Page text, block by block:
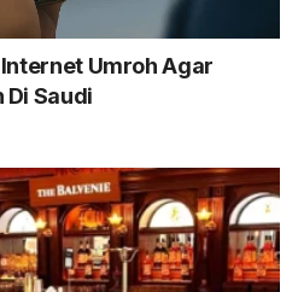
Umroh Agar
Di Saudi